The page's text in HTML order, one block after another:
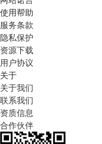
使用帮助
服务条款
隐私保护
资源下载
用户协议
关于
关于我们
联系我们
资质信息
合作伙伴